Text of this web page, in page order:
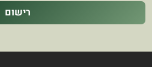
רישום